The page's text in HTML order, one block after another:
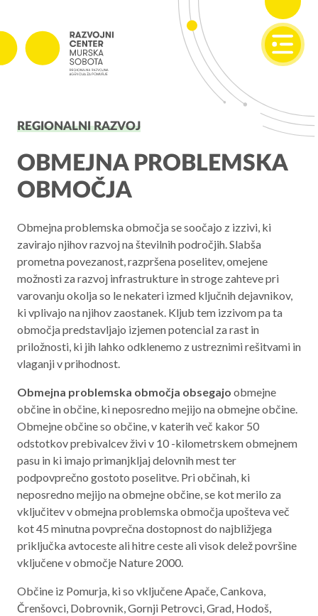
Projekti v izvajanju
Zaključeni projekti
PODJETNIŠTVO
SPOT
Invest Pomurje
PONI
REGIONALNI RAZVOJ
Aktualno programsko obdobje 2021 – 2027
Obmejna problemska območja
O NAS
NAŠE STORITVE
REGIJA
STIK
RAZPISI
REGIONALNI RAZVOJ
OBMEJNA PROBLEMSKA
OBMOČJA
Obmejna problemska območja se soočajo z izzivi, ki
zavirajo njihov razvoj na številnih področjih. Slabša
prometna povezanost, razpršena poselitev, omejene
možnosti za razvoj infrastrukture in stroge zahteve pri
varovanju okolja so le nekateri izmed ključnih dejavnikov,
ki vplivajo na njihov zaostanek. Kljub tem izzivom pa ta
območja predstavljajo izjemen potencial za rast in
priložnosti, ki jih lahko odklenemo z ustreznimi rešitvami in
vlaganji v prihodnost.
Obmejna problemska območja obsegajo obmejne
občine in občine, ki neposredno mejijo na obmejne občine.
Obmejne občine so občine, v katerih več kakor 50
odstotkov prebivalcev živi v 10 -kilometrskem obmejnem
pasu in ki imajo primanjkljaj delovnih mest ter
podpovprečno gostoto poselitve. Pri občinah, ki
neposredno mejijo na obmejne občine, se kot merilo za
vključitev v obmejna problemska območja upošteva več
kot 45 minutna povprečna dostopnost do najbližjega
priključka avtoceste ali hitre ceste ali visok delež površine
vključene v območje Nature 2000.
Občine iz Pomurja, ki so vključene Apače, Cankova,
Črenšovci, Dobrovnik, Gornji Petrovci, Grad, Hodoš,